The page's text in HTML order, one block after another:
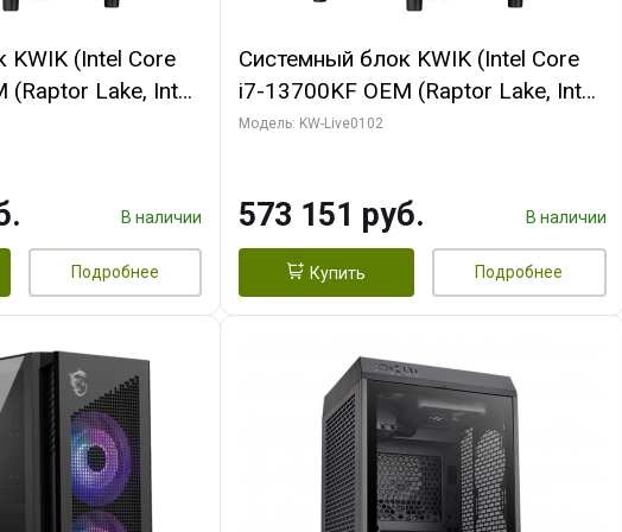
KWIK (Intel Core
(Raptor Lake, Intel
64 ГБ ОЗУ (2
В наличии
Подробнее
Системный блок KWIK (Intel Core
i7-13700KF OEM (Raptor Lake, Intel
7, C16 8EC/8PC/ 32 ГБ ОЗУ (2
Turbo/ 960 ГБ SSD)
Модель: KW-Live0102
573 151 руб. В наличии
Купить Подробнее